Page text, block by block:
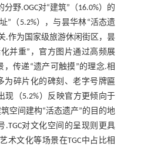
野.OGC对“建筑”（16.0%）的
”（5.2%），与昙华林“活态遗
.作为国家级旅游休闲街区，昙
并重”，官方图片通过高频展
传递“遗产可触摸”的理念.相
为碎片化的碑刻、老字号牌匾
现（5.2%）反映官方更倾向于
空间建构“活态遗产”的目的地
对文化空间的呈现则更具
术文化等场景在TGC中占比相